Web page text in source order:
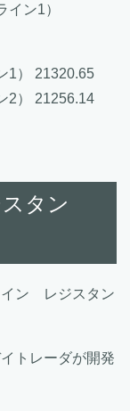
ン1）
1） 21320.65
2） 21256.14
タン
イン レジスタン
トレーダが開発